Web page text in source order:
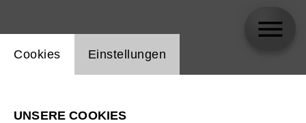
Einstellung Website Cookie
Cookies Einstellungen
UNSERE COOKIES